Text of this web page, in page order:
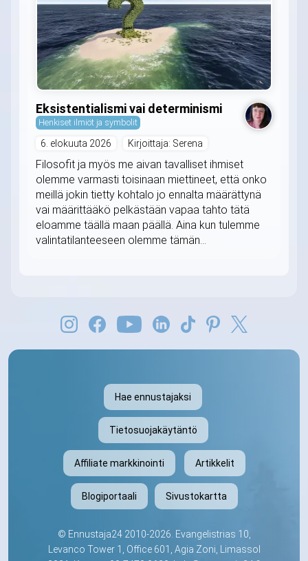
Eksistentialismi vai determinismi
Henkiset ilmiöt ja symbolit
6. elokuuta 2026 Kirjoittaja: Serena
Filosofit ja myös me aivan tavalliset ihmiset
olemme varmasti toisinaan miettineet, että onko
meillä jokin tietty kohtalo jo ennalta määrättynä
vai määrittääkö pelkästään vapaa tahto tätä
eloamme täällä maan päällä. Aina kun tulemme
valintatilanteeseen olemme tämän...
Hae ennustajaksi
Tietosuojakäytäntö
Affiliate markkinointi Artikkelit
Blogiportaali Sivustokartta
© Ennustaja242010-2026. Evangelistrias 10,
Levanco Tower 1, Office 601, Agia Zoni, Limassol